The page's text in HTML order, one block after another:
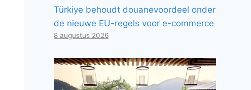
Türkiye behoudt douanevoordeel onder
de nieuwe EU-regels voor e-commerce
8 augustus 2026